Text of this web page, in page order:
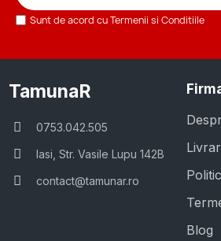
Sunt de acord cu Termenii si Conditiile
TamunaR
0753.042.505
Iasi, Str. Vasile Lupu 142B
contact@tamunar.ro
Blog